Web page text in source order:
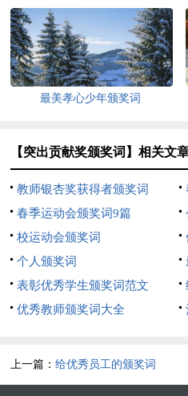
最美孝心少年颁奖词
【突出贡献奖颁奖词】相关文章
教师银杏奖获得者颁奖词
春季运动会颁奖词9篇
校运动会颁奖词
个人颁奖词
表彰优秀学生颁奖词范文
优秀教师颁奖词大全
上一篇：给优秀员工的颁奖词